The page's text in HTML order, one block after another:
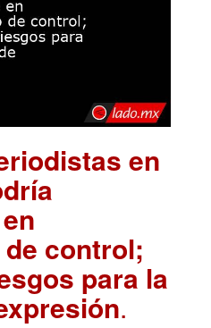
en
control;
para la
.